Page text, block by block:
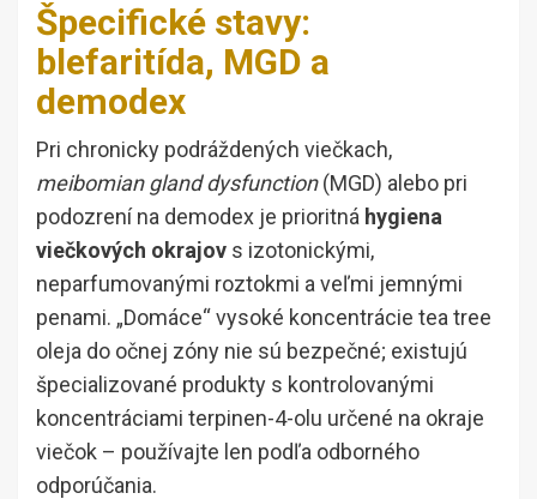
Špecifické stavy:
blefaritída, MGD a
demodex
Pri chronicky podráždených viečkach,
meibomian gland dysfunction(MGD) alebo pri
podozrení na demodex je prioritná hygiena
viečkových okrajov s izotonickými,
neparfumovanými roztokmi a veľmi jemnými
penami. „Domáce“ vysoké koncentrácie tea tree
oleja do očnej zóny nie sú bezpečné; existujú
špecializované produkty s kontrolovanými
koncentráciami terpinen-4-olu určené na okraje
viečok – používajte len podľa odborného
odporúčania.